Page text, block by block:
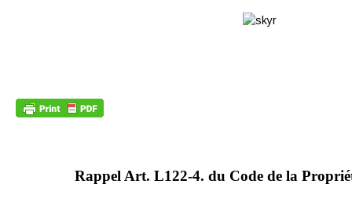
Rappel Art. L122-4. du Code de la